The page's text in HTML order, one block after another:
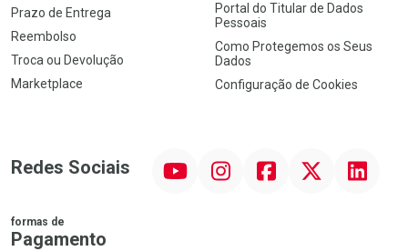
Prazo de Entrega
Reembolso
Troca ou Devolução
Marketplace
Portal do Titular de Dados
Pessoais
Como Protegemos os Seus
Dados
Configuração de Cookies
Redes Sociais InstagramFacebookTwitter Linkedin
formas de
Pagamento